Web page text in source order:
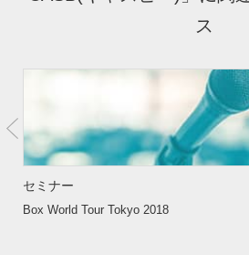
ス
セミナー
Box World Tour Tokyo 2018